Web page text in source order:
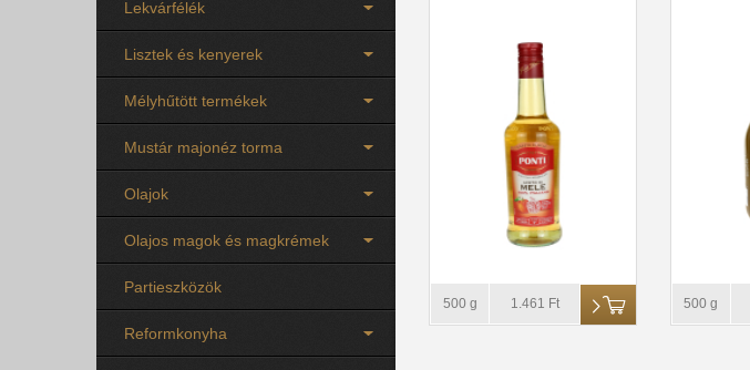
Lekvárfélék
Lisztek és kenyerek
Mélyhűtött termékek
Mustár majonéz torma
Olajok
Olajos magok és magkrémek
Partieszközök
Reformkonyha
500 g 1.461 Ft 500 g